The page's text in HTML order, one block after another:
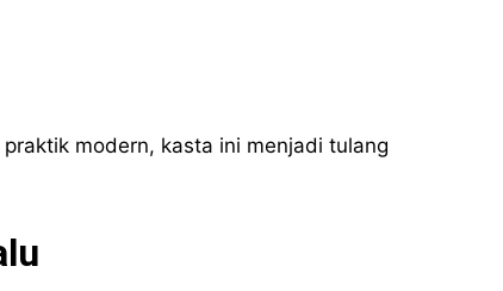
modern, kasta ini menjadi tulang